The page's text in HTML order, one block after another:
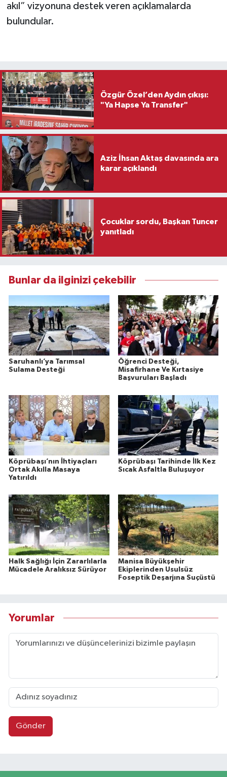
akıl” vizyonuna destek veren açıklamalarda
bulundular.
Özgür Özel’den Aydın çıkışı:
"Ya Hapse Ya Transfer"
Aziz İhsan Aktaş davasında ara
karar açıklandı
Çocuklar sordu, Başkan Tuncer
yanıtladı
Bunlar da ilginizi çekebilir
Saruhanlı’ya Tarımsal
Sulama Desteği
Öğrenci Desteği,
Misafirhane Ve Kırtasiye
Başvuruları Başladı
Köprübaşı’nın İhtiyaçları
Ortak Akılla Masaya
Yatırıldı
Köprübaşı Tarihinde İlk Kez
Sıcak Asfaltla Buluşuyor
Halk Sağlığı İçin Zararlılarla
Mücadele Aralıksız Sürüyor
Manisa Büyükşehir
Ekiplerinden Usulsüz
Foseptik Deşarjına Suçüstü
Yorumlar
Gönder